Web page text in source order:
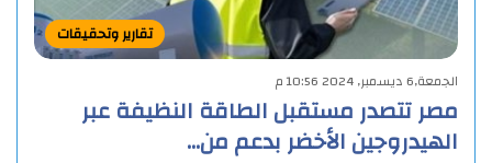
تقارير وتحقيقات
الجمعة,6 ديسمبر, 2024 10:56 م
مصر تتصدر مستقبل الطاقة النظيفة عبر
الهيدروجين الأخضر بدعم من…